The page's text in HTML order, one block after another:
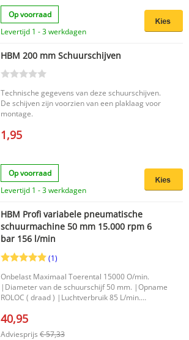
Op voorraad
Levertijd 1 - 3 werkdagen
HBM 200 mm Schuurschijven
Technische gegevens van deze schuurschijven.
De schijven zijn voorzien van een plaklaag voor
montage.
1,95
Op voorraad
Levertijd 1 - 3 werkdagen
HBM Profi variabele pneumatische
schuurmachine 50 mm 15.000 rpm 6
bar 156 l/min
(1)
Onbelast Maximaal Toerental 15000 O/min.
|Diameter van de schuurschijf 50 mm. |Opname
ROLOC ( draad ) |Luchtverbruik 85 L/min.
40,95
Adviesprijs € 57,33